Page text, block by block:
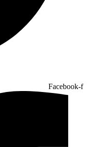
Facebook-f